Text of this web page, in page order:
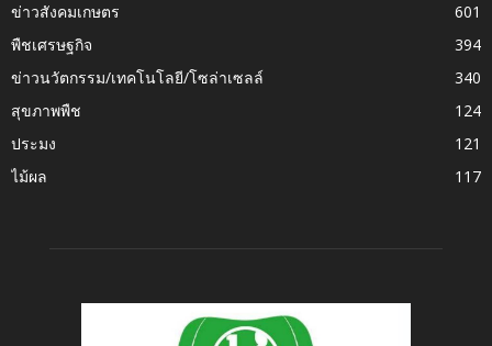
ข่าวสังคมเกษตร
601
พืชเศรษฐกิจ
394
ข่าวนวัตกรรม/เทคโนโลยี/โซล่าเซลล์
340
สุขภาพพืช
124
ประมง
121
ไม้ผล
117